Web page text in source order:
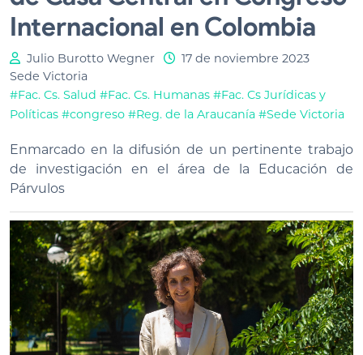
Internacional en Colombia
Julio Burotto Wegner
17 de noviembre 2023
Sede Victoria
#Fac. Cs. Salud #Fac. Cs. Humanas #Fac. Cs Jurídicas y
Políticas #congreso #Reg. de la Araucanía #Sede Victoria
Enmarcado en la difusión de un pertinente trabajo
de investigación en el área de la Educación de
Párvulos